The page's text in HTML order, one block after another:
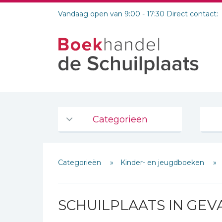
Vandaag open van 9:00 - 17:30 Direct contact:
Categorieën
De Bijbel
Bijbelse Dagboeken 2026
Bijbelstudie groepen
Categorieën Kinder- en jeugdboeken
SCHUILPLAATS IN